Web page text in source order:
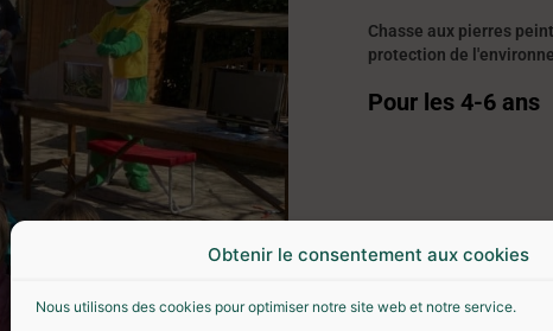
Obtenir le consentement aux cookies
Nous utilisons des cookies pour optimiser notre site web et notre service.
Chasse aux pierres
protection de
Pour les 4-6 ans